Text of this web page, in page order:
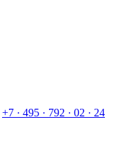
+7 · 495 · 792 · 02 · 24